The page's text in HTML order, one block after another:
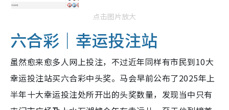
点击图片放大
六合彩｜幸运投注站
虽然愈来愈多人网上投注，不过近年同样有市民到10大
幸运投注站买六合彩中头奖。马会早前公布了2025年上
半年十大幸运投注处所开出的头奖数量，发现当中只有